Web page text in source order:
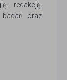
redakcję,
badań oraz